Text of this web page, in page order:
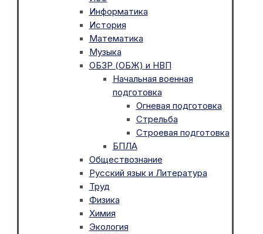
Информатика
История
Математика
Музыка
ОБЗР (ОБЖ) и НВП
Начальная военная
подготовка
Огневая подготовка
Стрельба
Строевая подготовка
БПЛА
Обществознание
Русский язык и Литература
Труд
Физика
Химия
Экология